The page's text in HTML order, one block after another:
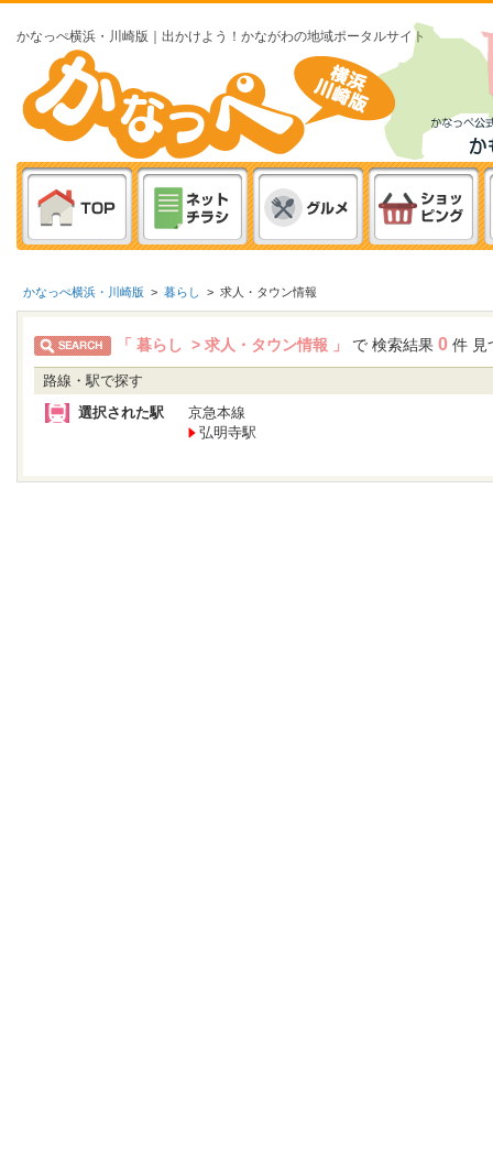
かなっぺ横浜・川崎版｜出かけよう！かながわの地域ポータルサイト
かなっぺ横浜・川崎版 > 暮らし > 求人・タウン情報
「 暮らし > 求人・タウン情報 」 で 検索結果 0 件 見
路線・駅で探す
選択された駅
京急本線
弘明寺駅